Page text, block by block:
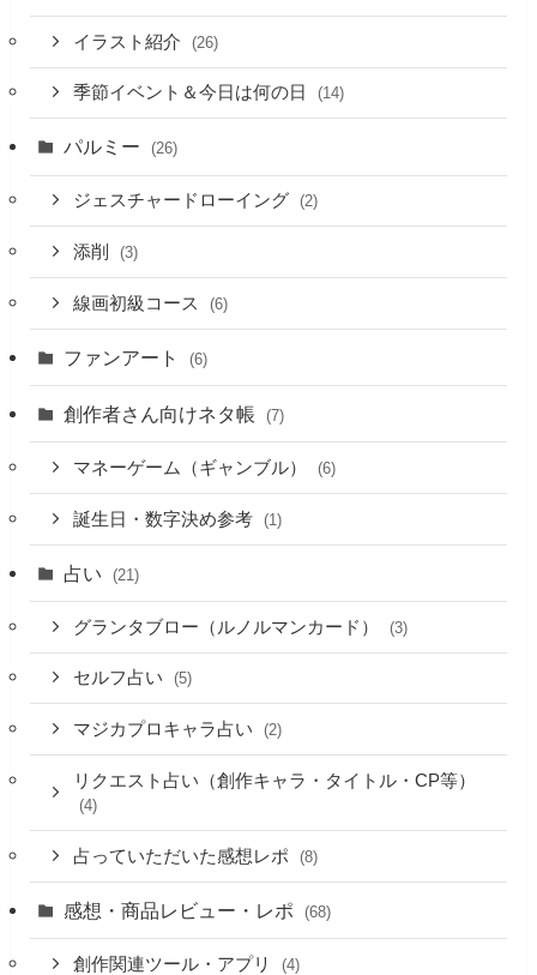
イラスト紹介 (26)
季節イベント＆今日は何の日 (14)
パルミー (26)
ジェスチャードローイング (2)
添削 (3)
線画初級コース (6)
ファンアート (6)
創作者さん向けネタ帳 (7)
マネーゲーム（ギャンブル） (6)
誕生日・数字決め参考 (1)
占い (21)
グランタブロー（ルノルマンカード） (3)
セルフ占い (5)
マジカプロキャラ占い (2)
リクエスト占い（創作キャラ・タイトル・CP等）
(4)
占っていただいた感想レポ (8)
感想・商品レビュー・レポ (68)
創作関連ツール・アプリ (4)